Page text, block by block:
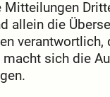
Mitteilungen
allein die
verantwortlich,
macht sich die